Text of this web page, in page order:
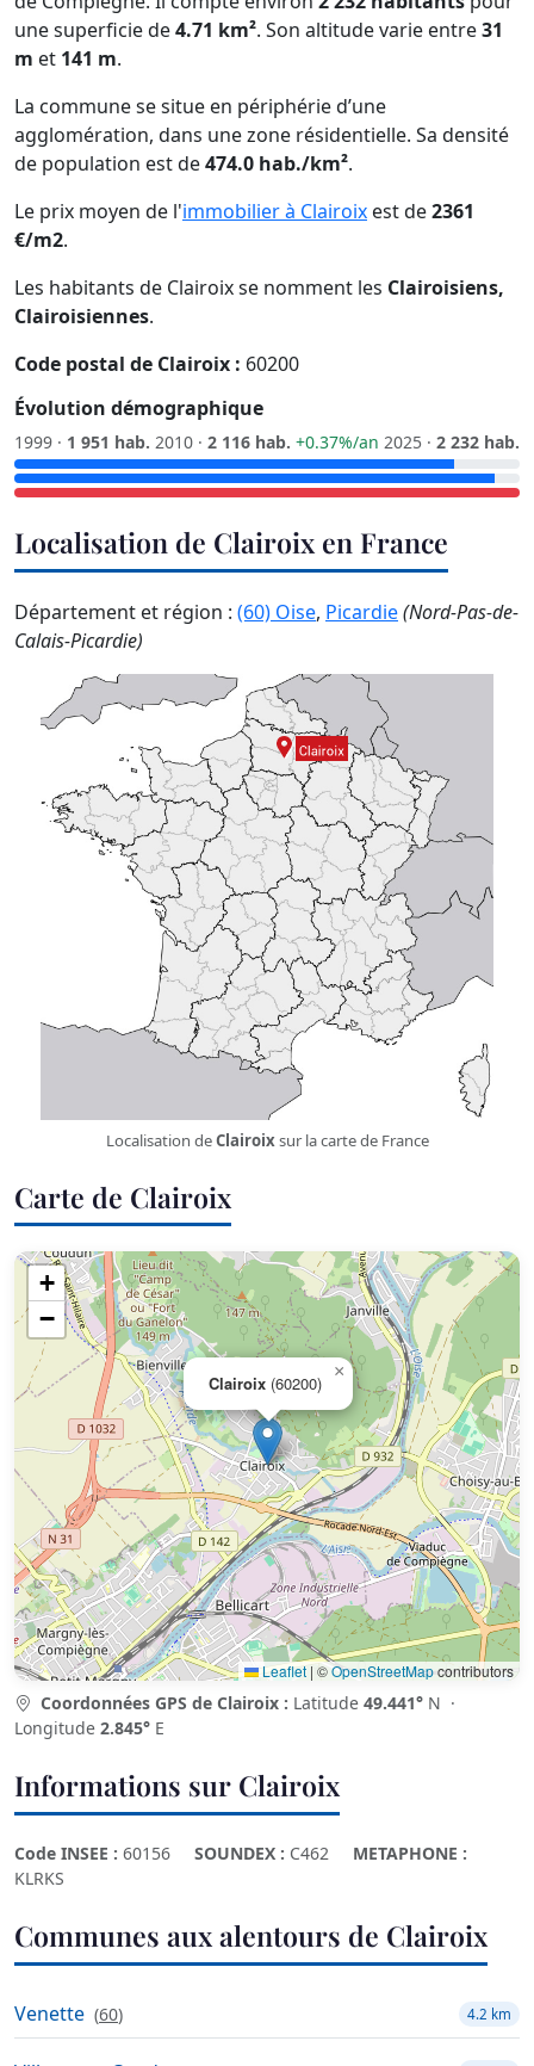
une superficie de4.71 km². Son altitude varie entre31
m et 141 m.
La commune se situe en périphérie d’une
agglomération, dans une zone résidentielle. Sa densité
de population est de474.0 hab./km².
Le prix moyen de l'immobilier à Clairoix est de2361
€/m2.
Les habitants de Clairoix se nomment les Clairoisiens,
Clairoisiennes.
Code postal de Clairoix : 60200
Évolution démographique
1999 · 1 951 hab. 2010 · 2 116 hab. +0.37%/an 2025 · 2 232 hab.
Localisation de Clairoix en France
Département et région : (60) Oise, Picardie(Nord-Pas-de-
Calais-Picardie)
Localisation deClairoix sur la carte de France
Carte de Clairoix
Clairoix (60200)
×
+
−
Leaflet | ©OpenStreetMapcontributors
Coordonnées GPS de Clairoix : Latitude 49.441° N ·
Longitude 2.845° E
Informations sur Clairoix
Code INSEE : 60156 SOUNDEX : C462
METAPHONE :
KLRKS
Communes aux alentours de Clairoix
Venette (60) 4.2 km